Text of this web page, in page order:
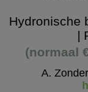
Hydronische
|
(normaal
A.